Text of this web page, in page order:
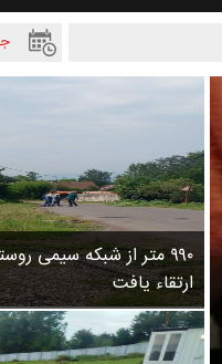
جمعه
۹۹۰ متر از شبکه سیمی
ارتقاء یافت